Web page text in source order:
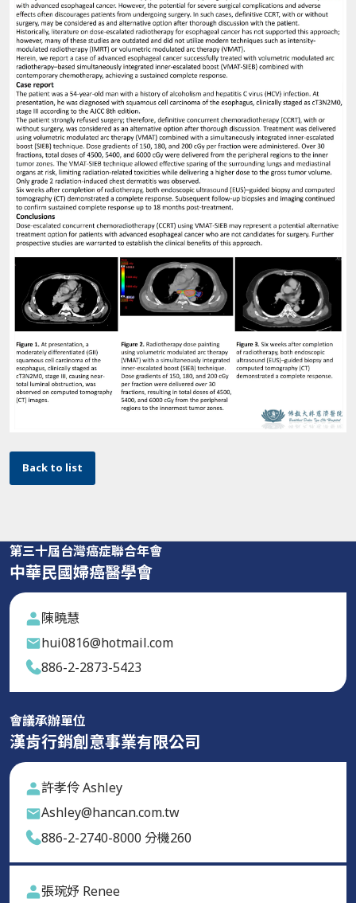
Back to list
第三十屆台灣癌症聯合年會
中華民國婦癌醫學會
陳曉慧
hui0816@hotmail.com
886-2-2873-5423
會議承辦單位
漢肯行銷創意事業有限公司
許孝伶 Ashley
Ashley@hancan.com.tw
886-2-2740-8000 分機260
張琬妤 Renee